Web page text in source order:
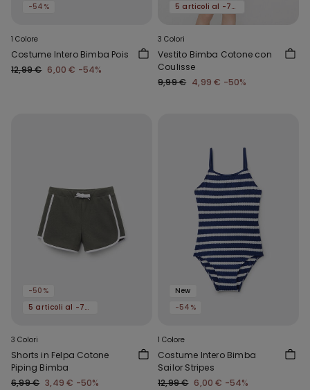
-54%
1 Colore
Costume Intero Bimba Pois
12,99 € 6,00 € -54%
5 articoli al -70%
3 Colori
Vestito Bimba Cotone con
Coulisse
9,99 € 4,99 € -50%
-50%
5 articoli al -70%
3 Colori
Shorts in Felpa Cotone
Piping Bimba
6,99 € 3,49 € -50%
New
-54%
1 Colore
Costume Intero Bimba
Sailor Stripes
12,99 € 6,00 € -54%